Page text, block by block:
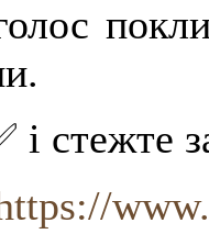
і стежте